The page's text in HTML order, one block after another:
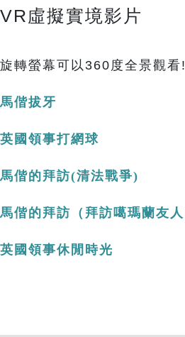
VR虛擬實境影片
旋轉螢幕可以360度全景觀看!
馬偕拔牙
英國領事打網球
馬偕的拜訪(清法戰爭)
馬偕的拜訪（拜訪噶瑪蘭友人
英國領事休閒時光